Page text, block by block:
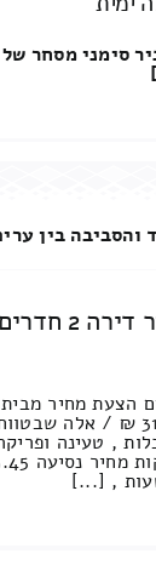
סימני מסחר
בין
כמה עולה
2 חדרים הצעת